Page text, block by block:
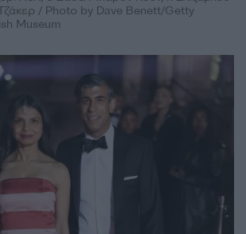
/ Photo by Dave Benett/Getty
Museum